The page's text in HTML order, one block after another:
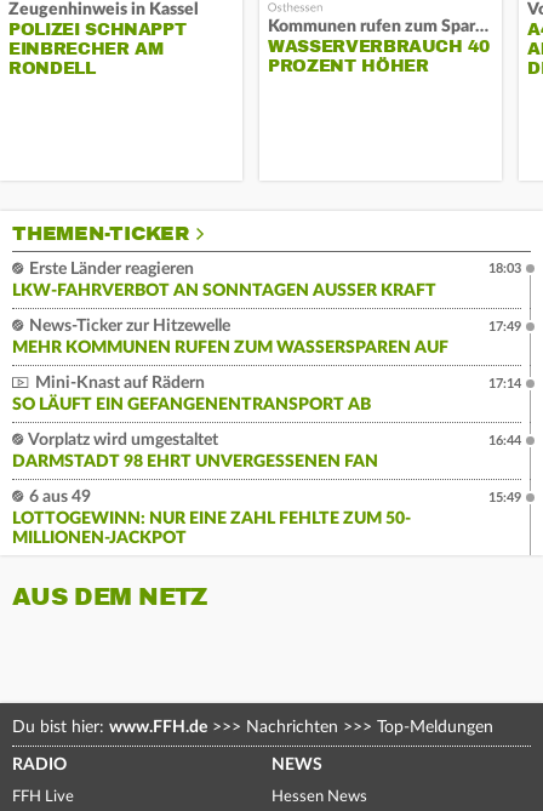
Zeugenhinweis in Kassel
POLIZEI SCHNAPPT
EINBRECHER AM
RONDELL
Kommunen rufen zum Sparen auf
WASSERVERBRAUCH 40
PROZENT HÖHER
THEMEN-TICKER
Erste Länder reagieren
LKW-FAHRVERBOT AN SONNTAGEN AUSSER KRAFT
18:03
News-Ticker zur Hitzewelle
MEHR KOMMUNEN RUFEN ZUM WASSERSPAREN AUF
17:49
Mini-Knast auf Rädern
SO LÄUFT EIN GEFANGENENTRANSPORT AB
17:14
Vorplatz wird umgestaltet
DARMSTADT 98 EHRT UNVERGESSENEN FAN
16:44
6 aus 49
LOTTOGEWINN: NUR EINE ZAHL FEHLTE ZUM 50-
MILLIONEN-JACKPOT
15:49
AUS DEM NETZ
Du bist hier: www.FFH.de >>> Nachrichten >>> Top-Meldungen
RADIO
FFH Live
NEWS
Hessen News